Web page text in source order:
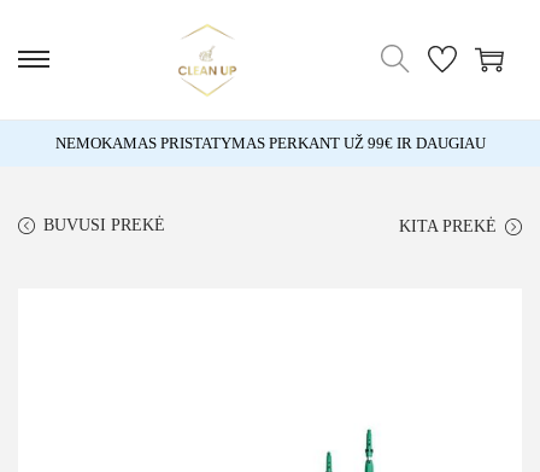
NEMOKAMAS PRISTATYMAS PERKANT UŽ 99€ IR DAUGIAU
BUVUSI PREKĖ KITA PREKĖ